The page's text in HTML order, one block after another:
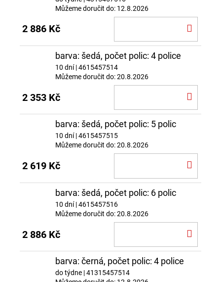
Můžeme doručit do: 12.8.2026
2 886 Kč
barva: šedá, počet polic: 4 police
10 dní| 4615457514
Můžeme doručit do:20.8.2026
2 353 Kč
barva: šedá, počet polic: 5 polic
10 dní| 4615457515
Můžeme doručit do:20.8.2026
2 619 Kč
barva: šedá, počet polic: 6 polic
10 dní| 4615457516
Můžeme doručit do:20.8.2026
2 886 Kč
barva: černá, počet polic: 4 police
do týdne | 41315457514